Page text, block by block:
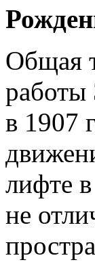
Общая
работы
в 1907
лифте
не